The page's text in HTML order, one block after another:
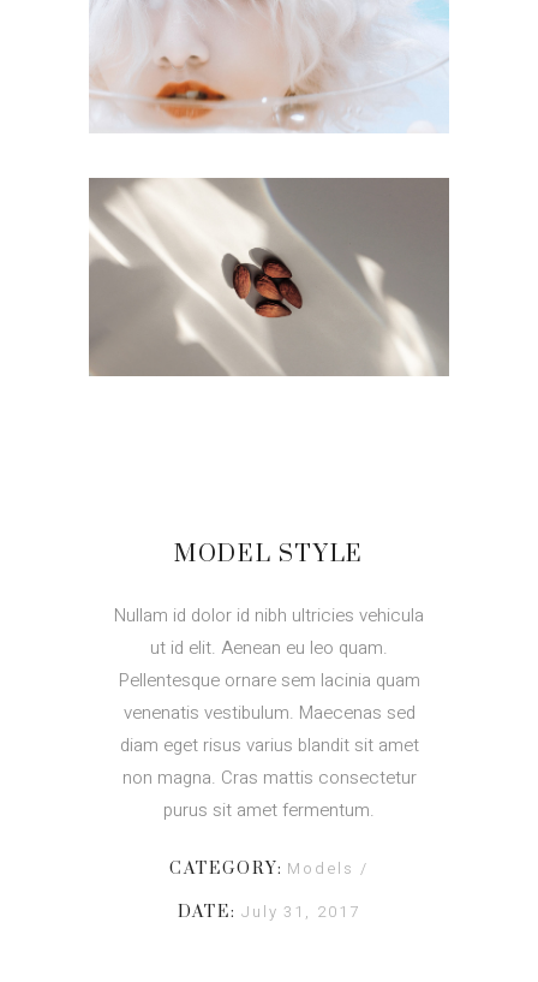
MODEL STYLE
Nullam id dolor id nibh ultricies vehicula
ut id elit. Aenean eu leo quam.
Pellentesque ornare sem lacinia quam
venenatis vestibulum. Maecenas sed
diam eget risus varius blandit sit amet
non magna. Cras mattis consectetur
purus sit amet fermentum.
CATEGORY: Models
DATE: July 31, 2017